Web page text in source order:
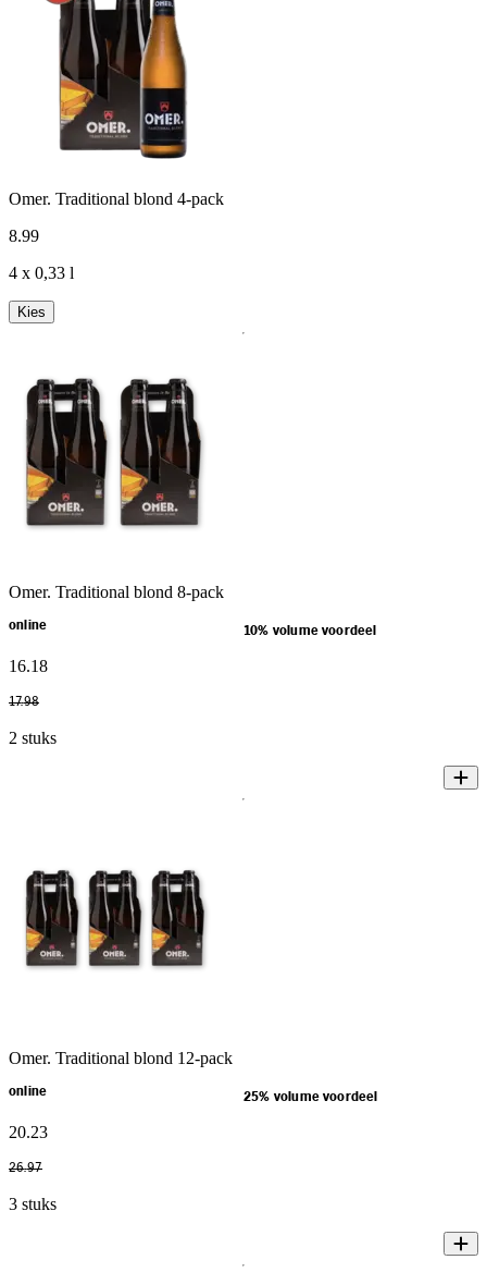
Omer. Traditional blond 4-pack
8.99
4 x 0,33 l
Kies
Omer. Traditional blond 8-pack
online 10% volume voordeel
16.18
17.98
2 stuks
Omer. Traditional blond 12-pack
online 25% volume voordeel
20.23
26.97
3 stuks